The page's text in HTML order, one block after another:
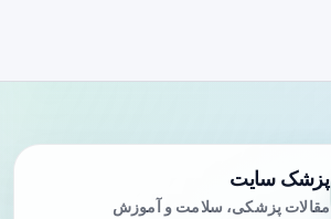
پزشک سایت
مقالات پزشکی، سلامت و آموزش